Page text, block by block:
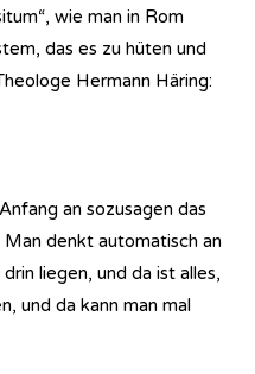
wie man in Rom
das es zu hüten und
Hermann Häring:
an sozusagen das
denkt automatisch an
liegen, und da ist alles,
und da kann man mal